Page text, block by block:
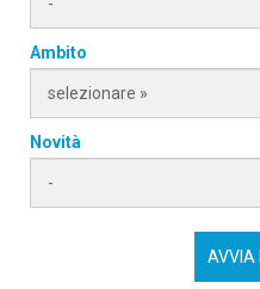
Ambito
Novità